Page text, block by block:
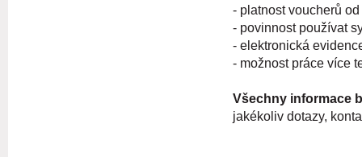
- platnost voucherů
- povinnost používat
- elektronická
- možnost práce více
Všechny informace
jakékoliv dotazy,